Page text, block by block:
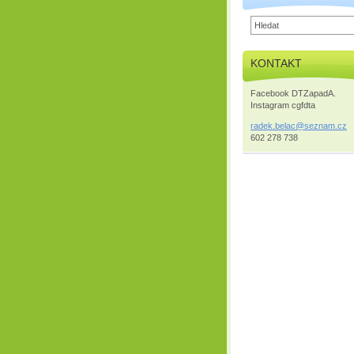
KONTAKT
Facebook DTZapadA.
Instagram cgfdta
radek.belac@seznam.cz
602 278 738